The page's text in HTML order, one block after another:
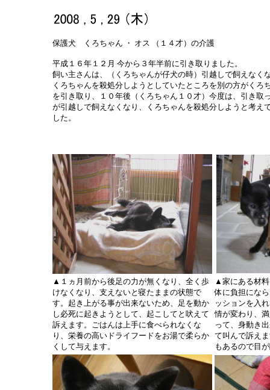
保護犬 くろちゃん ・ オス （１４才）の介護
平成１６年１２月 今から３年半前に引き取りました。
飼い主さんは、（くろちゃんが仔犬の時）引越しで飼えなく
くろちゃんを殺処分しようとしていたところを別の方がくろ
を引き取り、１０年後（くろちゃん１０才）今度は、引き取
が引越しで飼えなくなり、くろちゃんを殺処分しようと考え
した。
▲１ヵ月前から後足の力が無くなり、全く歩
けなくなり、支えないと寝たままの状態で
す。起き上がる事が出来ないため、足を動か
し必死に起きようとして、起こしてと吠えて
訴えます。ごはんは上手に食べられなくな
り、栄養の高いドライフードをお湯で柔らか
くして与えます。
▲家にある材
体に負担にな
ッションを入
情が変わり、
って、身動き
て叫んで訴え
もあるので目